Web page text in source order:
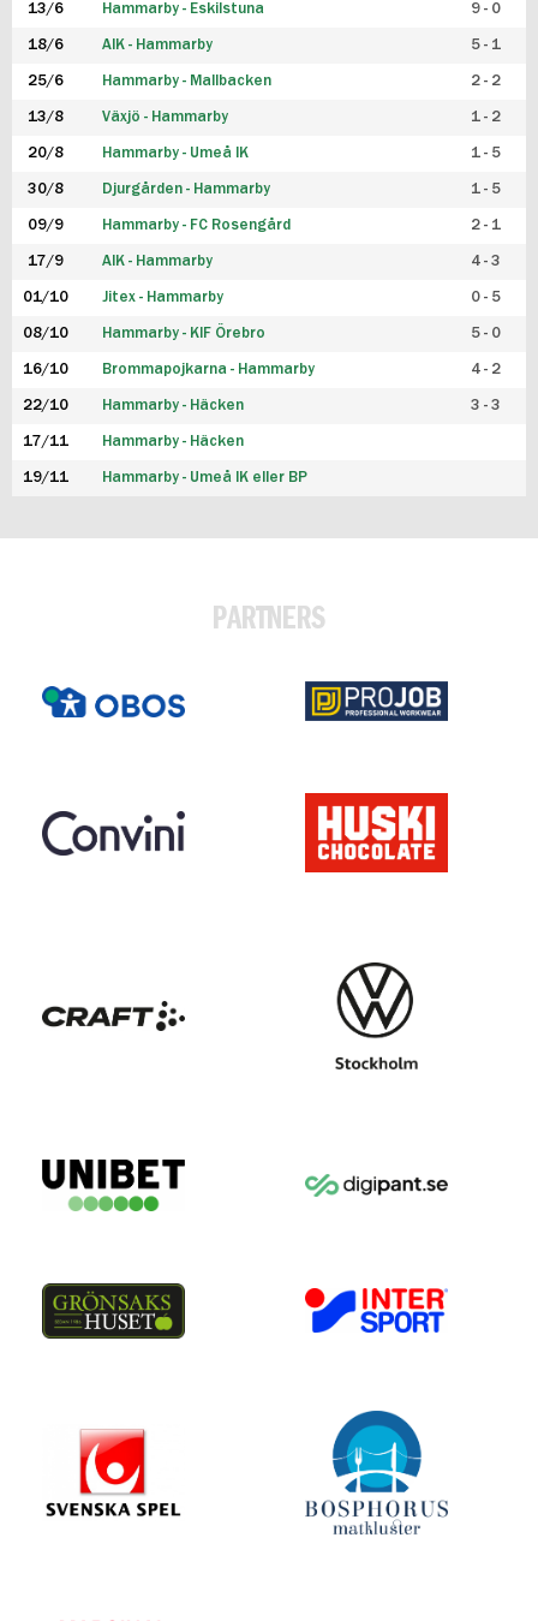
13/6 Hammarby - Eskilstuna 9 - 0
18/6 AIK - Hammarby 5 - 1
25/6 Hammarby - Mallbacken 2 - 2
13/8 Växjö - Hammarby 1 - 2
20/8 Hammarby - Umeå IK 1 - 5
30/8 Djurgården - Hammarby 1 - 5
09/9 Hammarby - FC Rosengård 2 - 1
17/9 AIK - Hammarby 4 - 3
01/10 Jitex - Hammarby 0 - 5
08/10 Hammarby - KIF Örebro 5 - 0
16/10 Brommapojkarna - Hammarby 4 - 2
22/10 Hammarby - Häcken 3 - 3
17/11 Hammarby - Häcken
19/11 Hammarby - Umeå IK eller BP
PARTNERS